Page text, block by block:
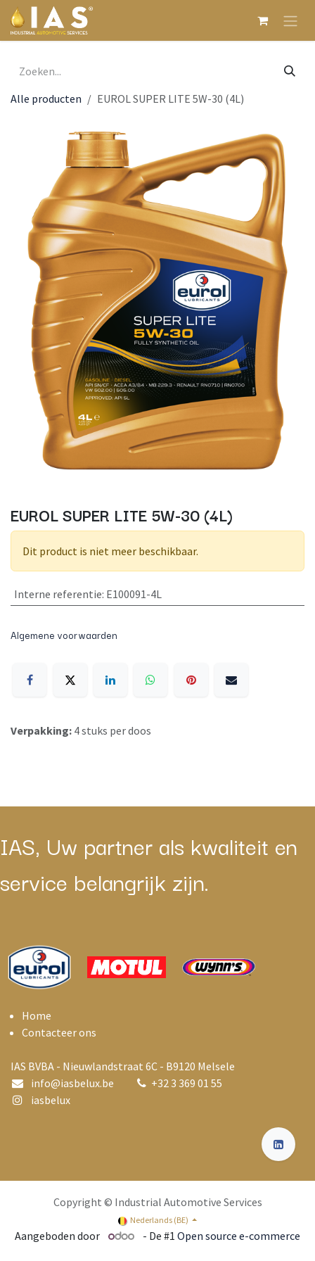
Overslaan naar inhoud
Alle producten EUROL SUPER LITE 5W-30 (4L)
EUROL SUPER LITE 5W-30 (4L)
Dit product is niet meer beschikbaar.
Interne referentie: E100091-4L
Algemene voorwaarden
Verpakking: 4 stuks per doos
IAS, Uw partner als kwaliteit en
service belangrijk zijn.
Home
Contacteer ons
IAS BVBA - Nieuwlandstraat 6C - B9120 Melsele
info@iasbelux.be +32 3 369 01 55
iasbelux
Copyright © Industrial Automotive Services
Nederlands (BE)
Aangeboden door - De #1 Open source e-commerce